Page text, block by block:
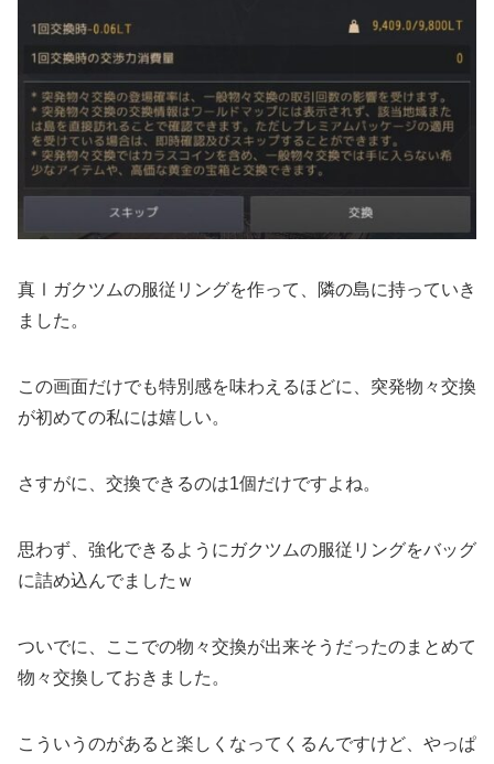
真Ⅰガクツムの服従リングを作って、隣の島に持っていき
ました。
この画面だけでも特別感を味わえるほどに、突発物々交換
が初めての私には嬉しい。
さすがに、交換できるのは1個だけですよね。
思わず、強化できるようにガクツムの服従リングをバッグ
に詰め込んでましたｗ
ついでに、ここでの物々交換が出来そうだったのまとめて
物々交換しておきました。
こういうのがあると楽しくなってくるんですけど、やっぱ